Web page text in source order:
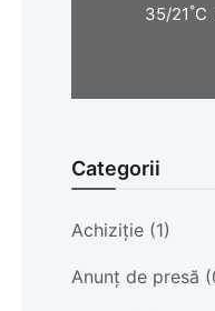
35/21°C
Categorii
Achiziție (1)
Anunț de presă